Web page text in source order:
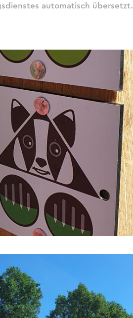
automatisch übersetzt.